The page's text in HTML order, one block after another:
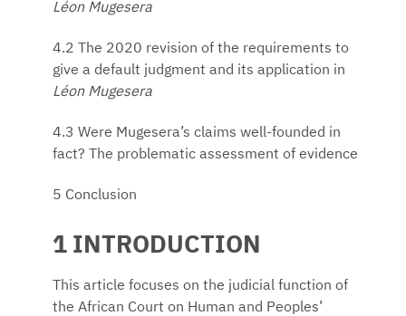
Léon Mugesera
4.2 The 2020 revision of the requirements to
give a default judgment and its application in
Léon Mugesera
4.3 Were Mugesera’s claims well-founded in
fact? The problematic assessment of evidence
5 Conclusion
1 INTRODUCTION
This article focuses on the judicial function of
the African Court on Human and Peoples’